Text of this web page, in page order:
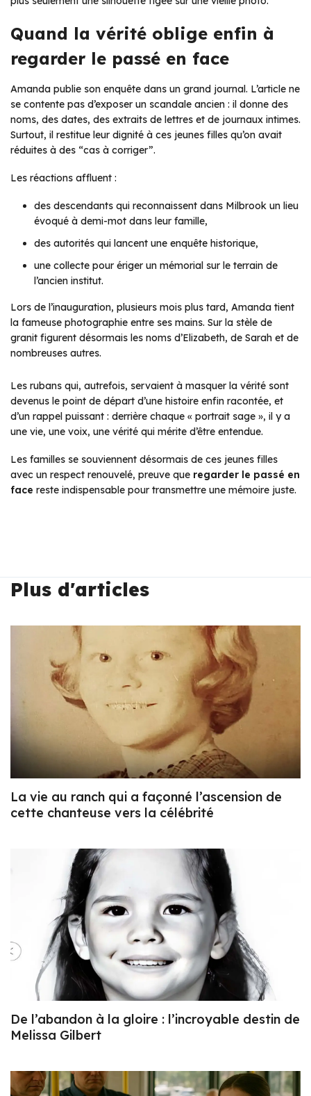
Quand la vérité oblige enfin à
regarder le passé en face
Amanda publie son enquête dans un grand journal. L’article ne
se contente pas d’exposer un scandale ancien : il donne des
noms, des dates, des extraits de lettres et de journaux intimes.
Surtout, il restitue leur dignité à ces jeunes filles qu’on avait
réduites à des “cas à corriger”.
Les réactions affluent :
des descendants qui reconnaissent dans Milbrook un lieu
évoqué à demi-mot dans leur famille,
des autorités qui lancent une enquête historique,
une collecte pour ériger un mémorial sur le terrain de
l’ancien institut.
Lors de l’inauguration, plusieurs mois plus tard, Amanda tient
la fameuse photographie entre ses mains. Sur la stèle de
granit figurent désormais les noms d’Elizabeth, de Sarah et de
nombreuses autres.
Les rubans qui, autrefois, servaient à masquer la vérité sont
devenus le point de départ d’une histoire enfin racontée, et
d’un rappel puissant : derrière chaque « portrait sage », il y a
une vie, une voix, une vérité qui mérite d’être entendue.
Les familles se souviennent désormais de ces jeunes filles
avec un respect renouvelé, preuve que regarder le passé en
face reste indispensable pour transmettre une mémoire juste.
Plus d'articles
La vie au ranch qui a façonné l’ascension de
cette chanteuse vers la célébrité
De l’abandon à la gloire : l’incroyable destin de
Melissa Gilbert